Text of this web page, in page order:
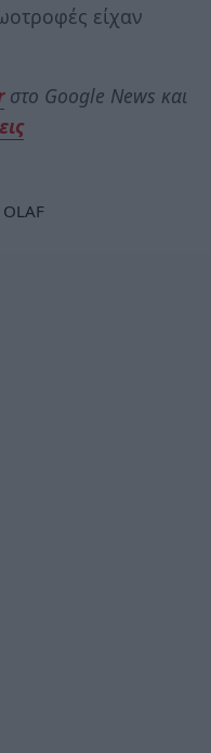
είχαν
στο Google News και
OLAF